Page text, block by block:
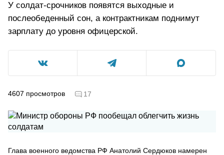
У солдат-срочников появятся выходные и
послеобеденный сон, а контрактникам поднимут
зарплату до уровня офицерской.
4607 просмотров 17
Глава военного ведомства РФ Анатолий Сердюков намерен